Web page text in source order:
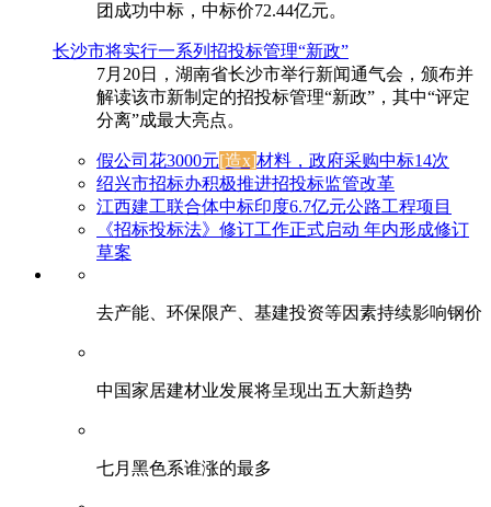
团成功中标，中标价72.44亿元。
长沙市将实行一系列招投标管理“新政”
7月20日，湖南省长沙市举行新闻通气会，颁布并
解读该市新制定的招投标管理“新政”，其中“评定
分离”成最大亮点。
假公司花3000元[造x]材料，政府采购中标14次
绍兴市招标办积极推进招投标监管改革
江西建工联合体中标印度6.7亿元公路工程项目
《招标投标法》修订工作正式启动 年内形成修订
草案
去产能、环保限产、基建投资等因素持续影响钢价
中国家居建材业发展将呈现出五大新趋势
七月黑色系谁涨的最多